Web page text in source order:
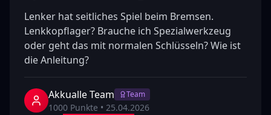
Lenker hat seitliches Spiel beim Bremsen.
Lenkkopflager? Brauche ich Spezialwerkzeug
oder geht das mit normalen Schlüsseln? Wie ist
die Anleitung?
Akkualle Team Team
1000 Punkte • 25.04.2026